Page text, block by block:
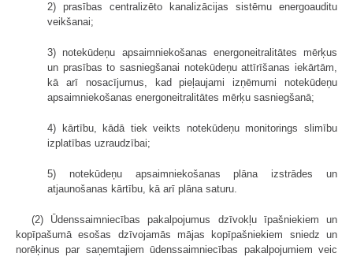
2) prasības centralizēto kanalizācijas sistēmu energoauditu
veikšanai;
3) notekūdeņu apsaimniekošanas energoneitralitātes mērķus
un prasības to sasniegšanai notekūdeņu attīrīšanas iekārtām,
kā arī nosacījumus, kad pieļaujami izņēmumi notekūdeņu
apsaimniekošanas energoneitralitātes mērķu sasniegšanā;
4) kārtību, kādā tiek veikts notekūdeņu monitorings slimību
izplatības uzraudzībai;
5) notekūdeņu apsaimniekošanas plāna izstrādes un
atjaunošanas kārtību, kā arī plāna saturu.
(2) Ūdenssaimniecības pakalpojumus dzīvokļu īpašniekiem un
kopīpašumā esošas dzīvojamās mājas kopīpašniekiem sniedz un
norēķinus par saņemtajiem ūdenssaimniecības pakalpojumiem veic